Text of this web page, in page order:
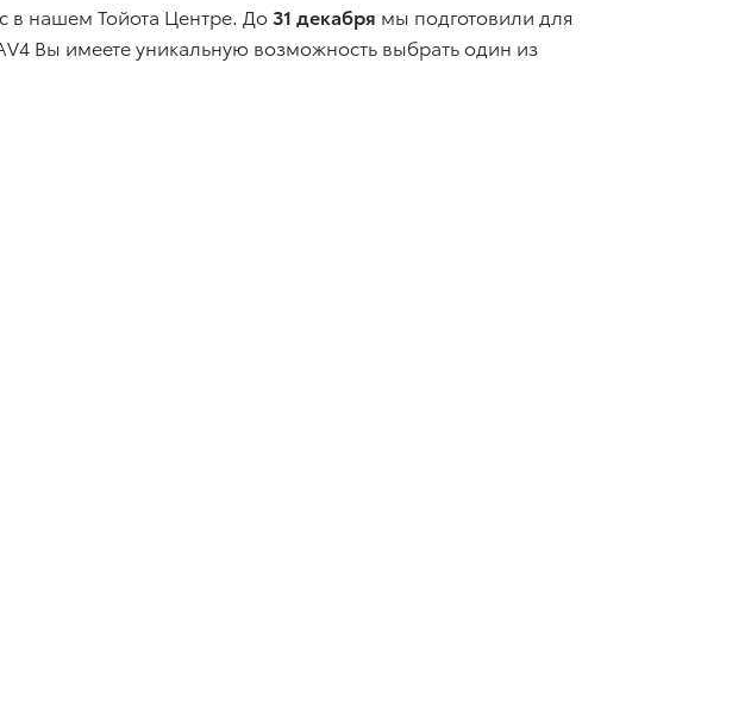
в нашем Тойота Центре. До 31 декабря мы подготовили для
Вы имеете уникальную возможность выбрать один из